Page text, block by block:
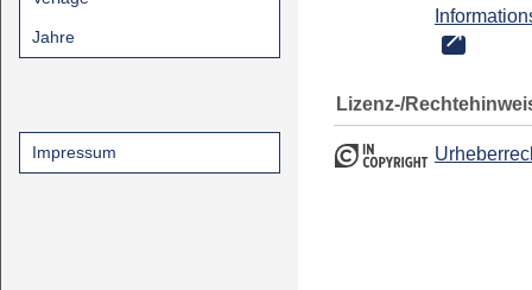
Jahre
Impressum
Lizenz-/